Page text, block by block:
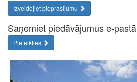
Izveidojiet pieprasījumu
Saņemiet piedāvājumus e-pastā
Pieteikties